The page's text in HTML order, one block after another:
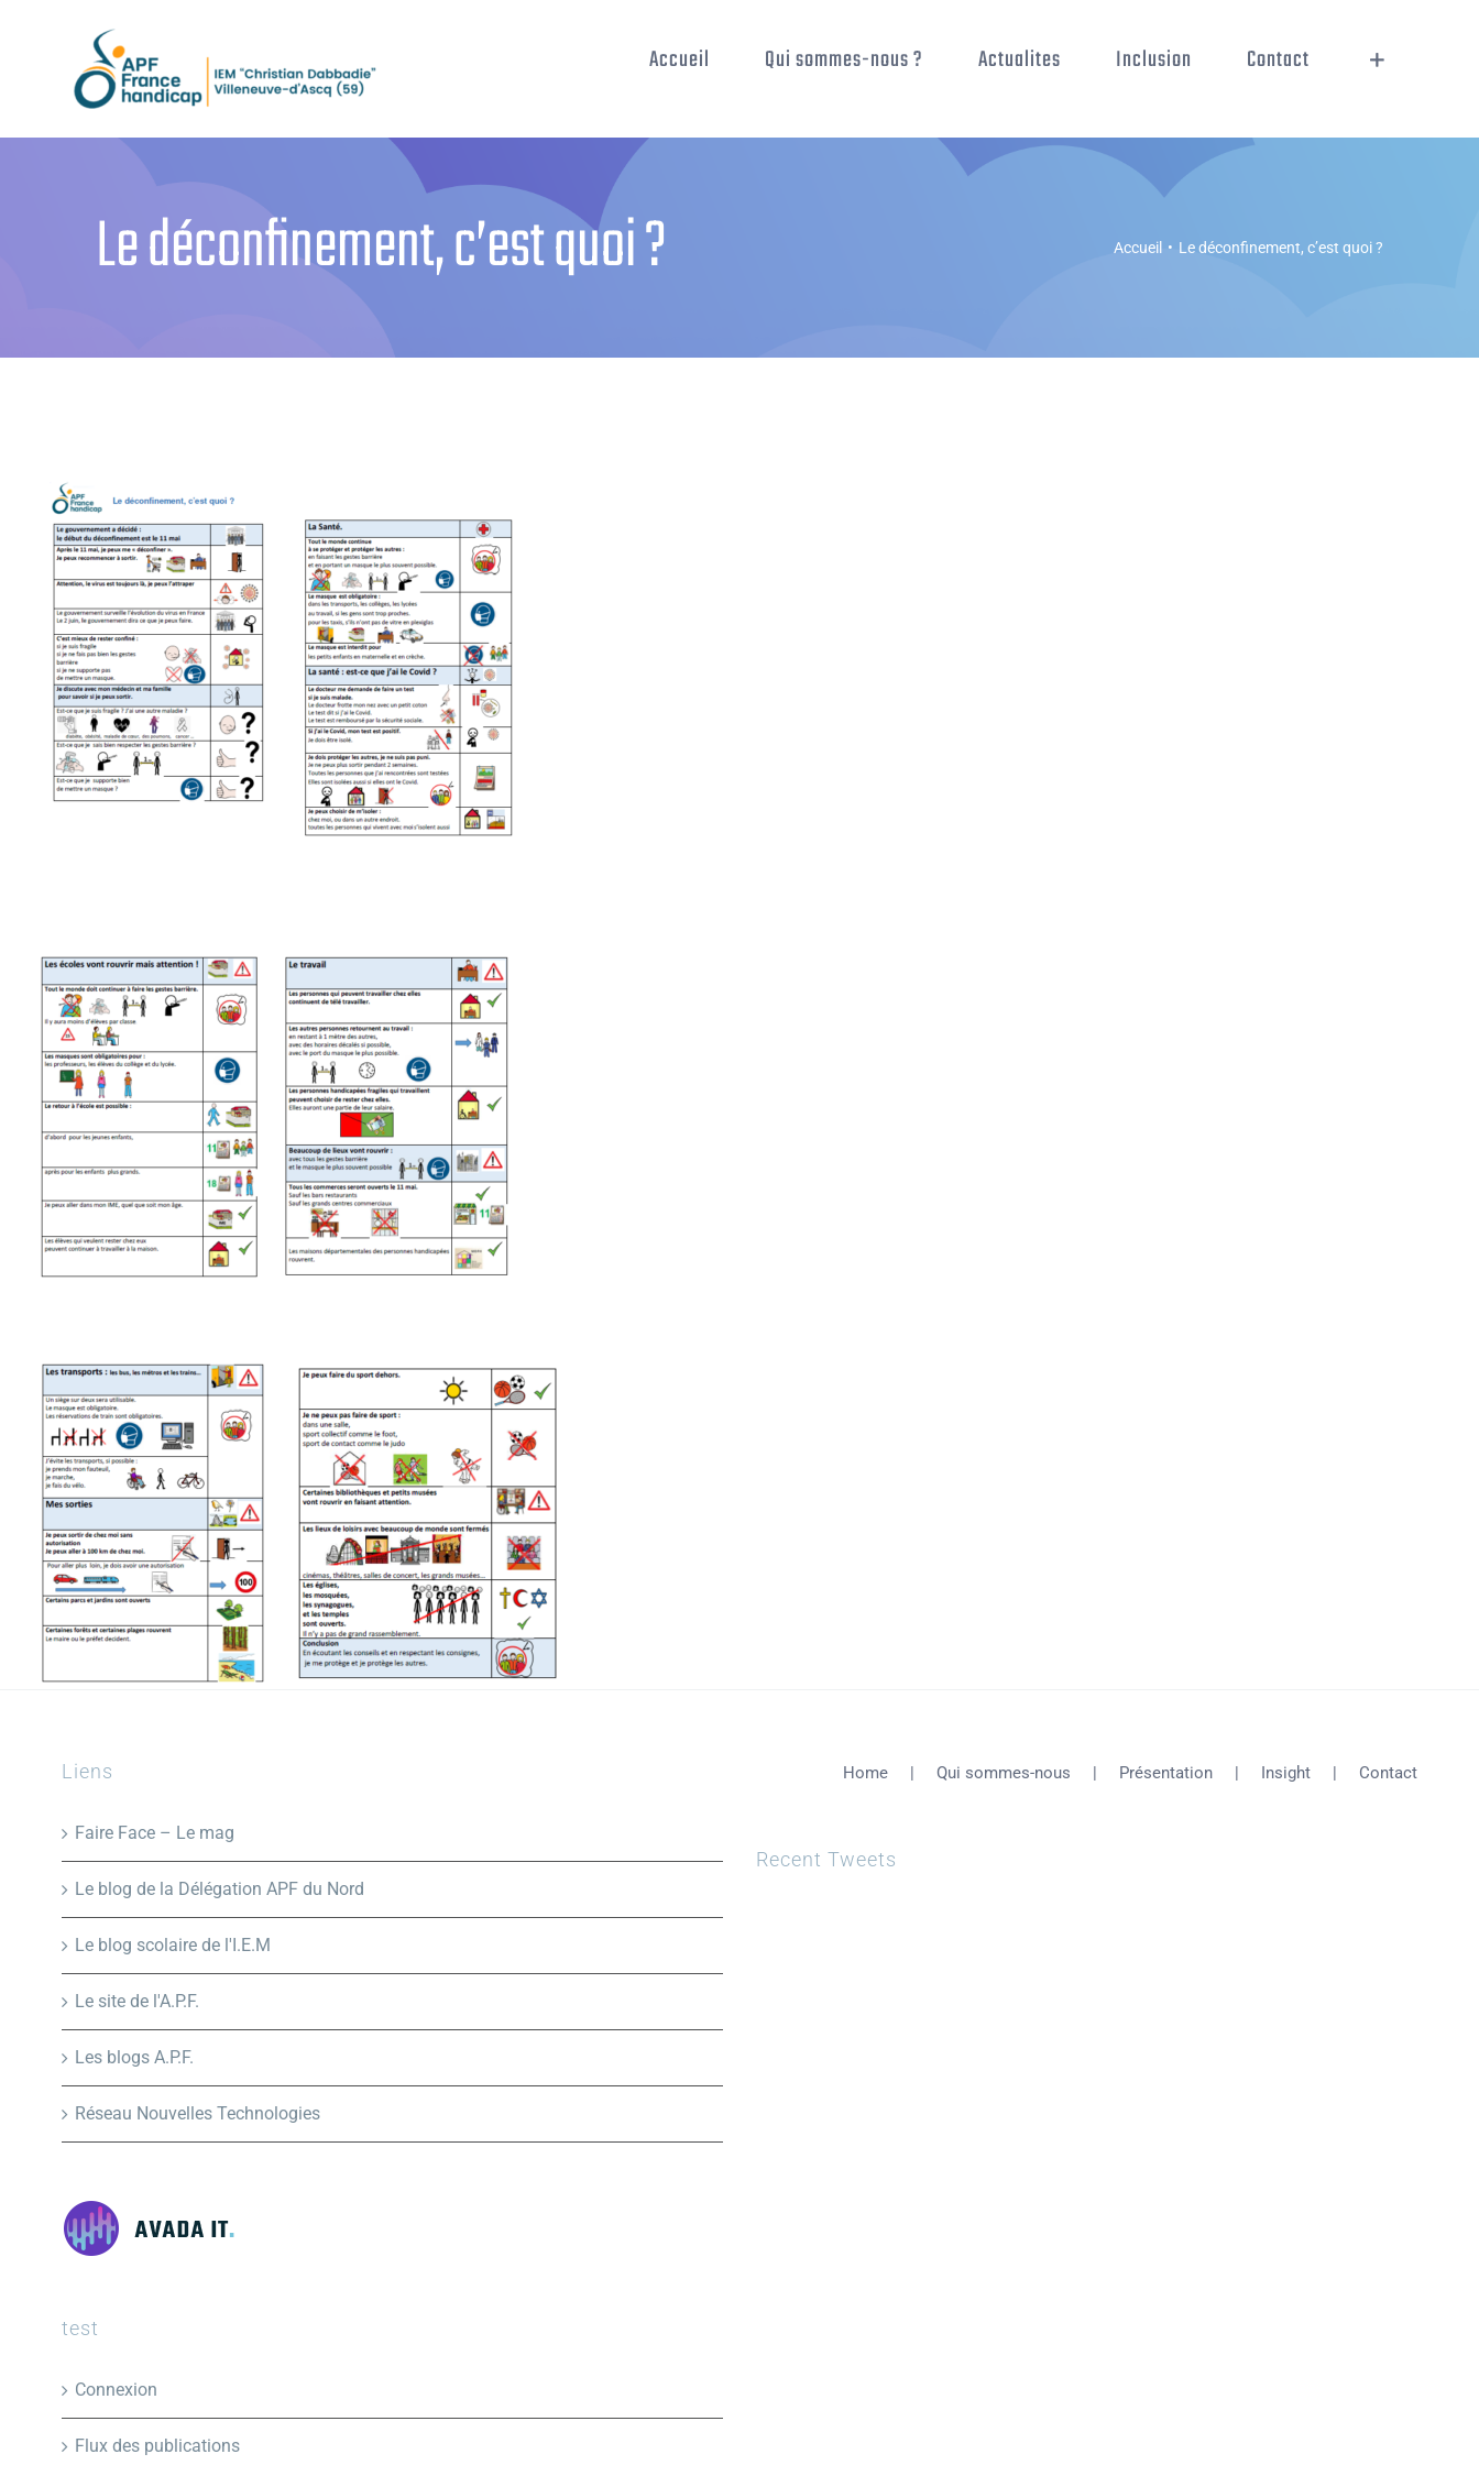
Accueil Qui sommes-nous ? Actualites Inclusion Contact
Le déconfinement, c’est quoi ? Accueil • Le déconfinement, c’est quoi ?
Liens
Faire Face – Le mag
Le blog de la Délégation APF du Nord
Le blog scolaire de l'I.E.M
Le site de l'A.P.F.
Les blogs A.P.F.
Réseau Nouvelles Technologies
test
Connexion
Flux des publications
Home Qui sommes-nous Présentation Insight Contact
Recent Tweets